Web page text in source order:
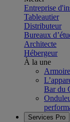
Entreprise
Tableautier
Distributeur
Bureaux
Architecte
Hébergeur
À la une
Bar du
Services Pro